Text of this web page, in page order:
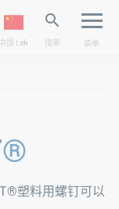
中国 | zh 搜索 菜单
塑料用螺钉可以